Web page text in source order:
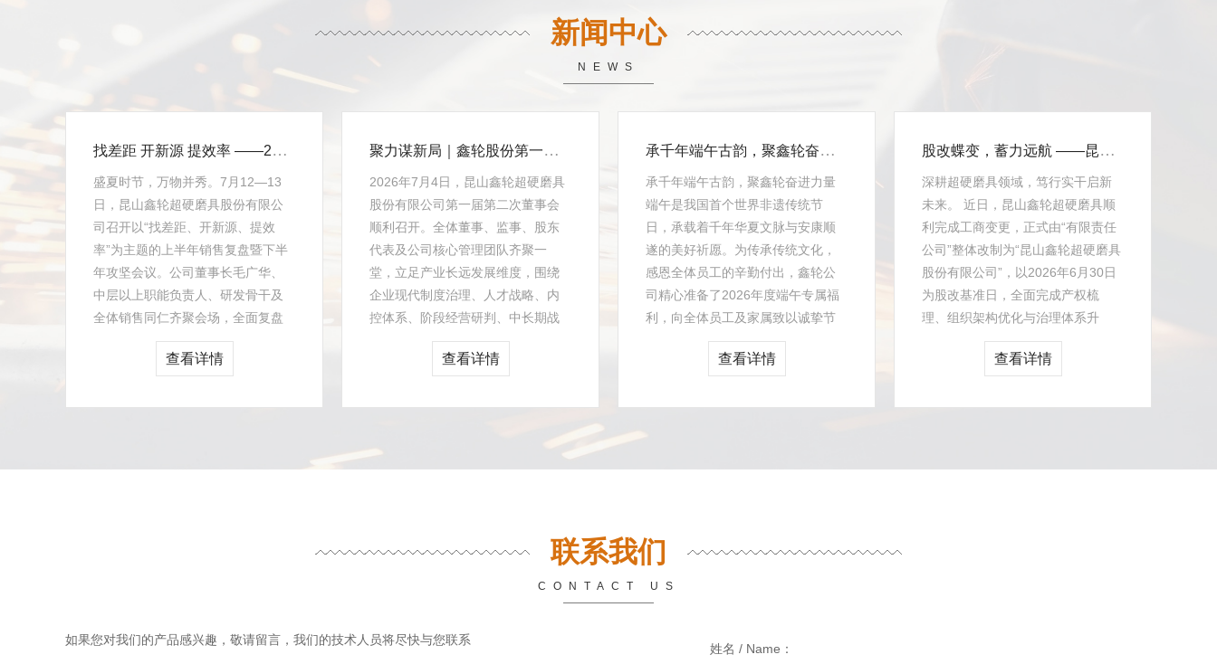
新闻中心
NEWS
找差距 开新源 提效率 ——2026上半年度复盘与下半年度计划会议圆满召开
盛夏时节，万物并秀。7月12—13
日，昆山鑫轮超硬磨具股份有限公
司召开以“找差距、开新源、提效
率”为主题的上半年销售复盘暨下半
年攻坚会议。公司董事长毛广华、
中层以上职能负责人、研发骨干及
全体销售同仁齐聚会场，全面复盘
公司上半年销售工作，统筹部署下
半年攻坚任务，以凝聚全员...
查看详情
聚力谋新局｜鑫轮股份第一届董事会第二次会议圆满落幕
2026年7月4日，昆山鑫轮超硬磨具
股份有限公司第一届第二次董事会
顺利召开。全体董事、监事、股东
代表及公司核心管理团队齐聚一
堂，立足产业长远发展维度，围绕
企业现代制度治理、人才战略、内
控体系、阶段经营研判、中长期战
略落地等关键议题开展深度研讨，
审议通过一系列重大发展议...
查看详情
承千年端午古韵，聚鑫轮奋进力量
承千年端午古韵，聚鑫轮奋进力量
端午是我国首个世界非遗传统节
日，承载着千年华夏文脉与安康顺
遂的美好祈愿。为传承传统文化，
感恩全体员工的辛勤付出，鑫轮公
司精心准备了2026年度端午专属福
利，向全体员工及家属致以诚挚节
日问候，传递鑫轮暖心关怀与人文
温度。 今年鑫轮...
查看详情
股改蝶变，蓄力远航 ——昆山鑫轮完成股份制改革，开启高质量发展新蓝图
深耕超硬磨具领域，笃行实干启新
未来。 近日，昆山鑫轮超硬磨具顺
利完成工商变更，正式由“有限责任
公司”整体改制为“昆山鑫轮超硬磨具
股份有限公司”，以2026年6月30日
为股改基准日，全面完成产权梳
理、组织架构优化与治理体系升
级。此次顺利股改，意味着深耕超
硬磨具赛道二...查看详情
联系我们
CONTACT US
如果您对我们的产品感兴趣，敬请留言，我们的技术人员将尽快与您联系
姓名 / Name：